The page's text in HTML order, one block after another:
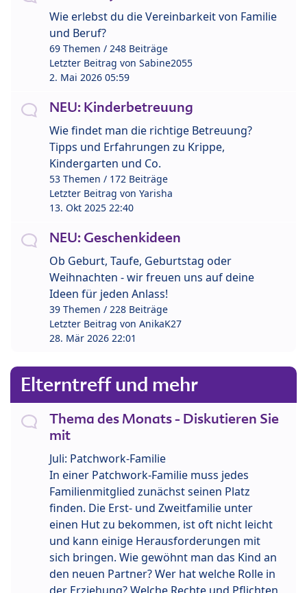
Wie erlebst du die Vereinbarkeit von Familie
und Beruf?
69 Themen / 248 Beiträge
Letzter Beitrag von Sabine2055
2. Mai 2026 05:59
NEU: Kinderbetreuung
Wie findet man die richtige Betreuung?
Tipps und Erfahrungen zu Krippe,
Kindergarten und Co.
53 Themen / 172 Beiträge
Letzter Beitrag von Yarisha
13. Okt 2025 22:40
NEU: Geschenkideen
Ob Geburt, Taufe, Geburtstag oder
Weihnachten - wir freuen uns auf deine
Ideen für jeden Anlass!
39 Themen / 228 Beiträge
Letzter Beitrag von AnikaK27
28. Mär 2026 22:01
Elterntreff und mehr
Thema des Monats - Diskutieren Sie
mit
Juli: Patchwork-Familie
In einer Patchwork-Familie muss jedes
Familienmitglied zunächst seinen Platz
finden. Die Erst- und Zweitfamilie unter
einen Hut zu bekommen, ist oft nicht leicht
und kann einige Herausforderungen mit
sich bringen. Wie gewöhnt man das Kind an
den neuen Partner? Wer hat welche Rolle in